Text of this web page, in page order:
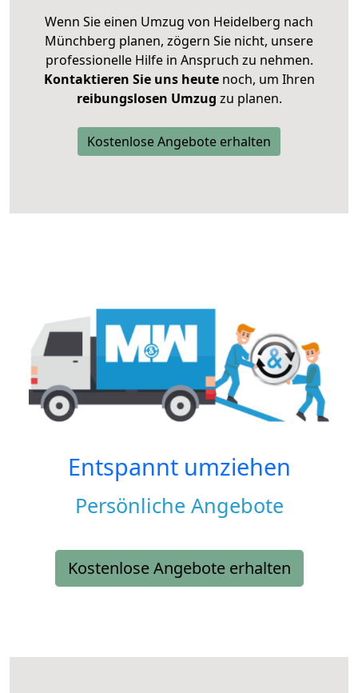
Wenn Sie einen Umzug von Heidelberg nach
Münchberg planen, zögern Sie nicht, unsere
professionelle Hilfe in Anspruch zu nehmen.
Kontaktieren Sie uns heutenoch, um Ihren
reibungslosen Umzug zu planen.
Kostenlose Angebote erhalten
Entspannt umziehen
Persönliche Angebote
Kostenlose Angebote erhalten